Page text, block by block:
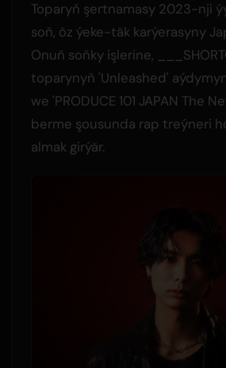
Toparyň şertnamasy 2023-nji
soň, öz ýeke-täk karýerasyny
Onuň soňky işlerine,
toparynyň 'Unleashed'
we 'PRODUCE 101 JAPAN The
berme şousunda rap treýneri
almak girýär.